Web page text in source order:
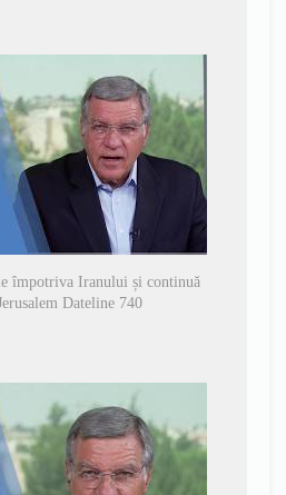
împotriva Iranului și continuă
Dateline 740